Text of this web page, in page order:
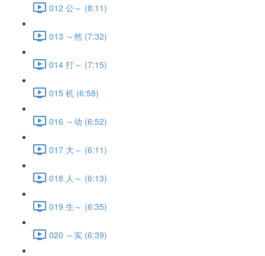
012 公～ (8:11)
013 ～然 (7:32)
014 打～ (7:15)
015 机 (6:58)
016 ～动 (6:52)
017 大～ (6:11)
018 人～ (6:13)
019 生～ (6:35)
020 ～实 (6:39)